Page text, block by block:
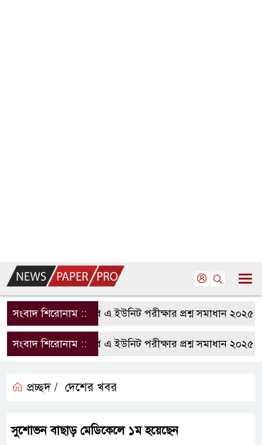
সংবাদ শিরোনাম ::রাবি এ ইউনিট পরীক্ষার প্রশ্ন সমাধান ২০২৫ |
সংবাদ শিরোনাম ::রাবি এ ইউনিট পরীক্ষার প্রশ্ন সমাধান ২০২৫ |
প্রচ্ছদ / দেশের খবর
সুশোভন বাছাড় মেডিকেলে ১ম হয়েছেন